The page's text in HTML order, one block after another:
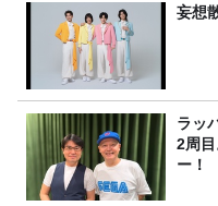
妄想
ラッ
2周
ー！